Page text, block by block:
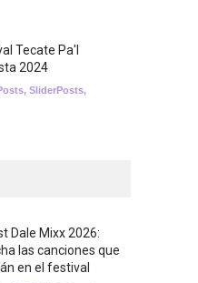
Tecate Pa'l
2024
, SliderPosts,
Dale Mixx 2026:
las canciones que
en el festival